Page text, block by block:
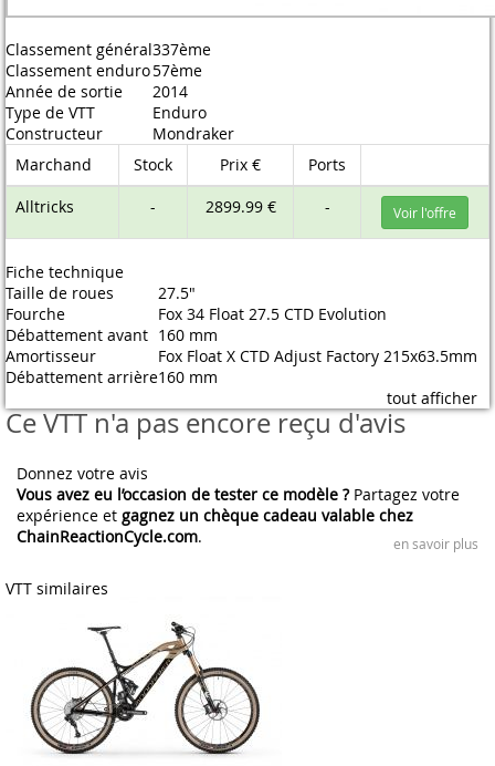
Classement général337ème
Classement enduro57ème
Année de sortie
2014
Type de VTT
Enduro
Constructeur
Mondraker
Marchand
Stock Prix €
Ports
Alltricks
- 2899.99 € - Voir l'offre
Fiche technique
Taille de roues
27.5"
Fourche
Fox 34 Float 27.5 CTD Evolution
Débattement avant 160 mm
Amortisseur
Fox Float X CTD Adjust Factory 215x63.5mm
Débattement arrière160 mm
tout afficher
Ce VTT n'a pas encore reçu d'avis
Donnez votre avis
Vous avez eu l’occasion de tester ce modèle ?Partagez votre
expérience et gagnez un chèque cadeau valable chez
ChainReactionCycle.com. en savoir plus
VTT similaires